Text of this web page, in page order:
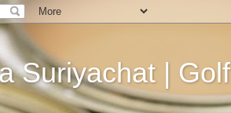
Suriyachat | Golf